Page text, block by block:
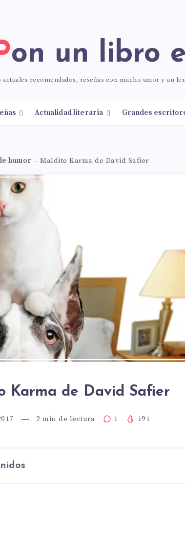
Pon un libro
actuales recomendados, reseñas con mucho amor y un
Actualidad literaria Grandes
humor – Maldito Karma de David Safier
Karma de David Safier
2 min de lectura 1 191